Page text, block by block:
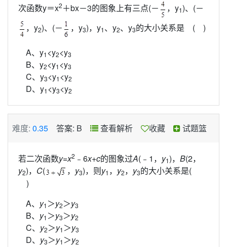
次函数y＝x2＋bx－3的图象上有三点(－ ，y1)、(－
，y2)、(－ ，y3)，y1、y2、y3的大小关系是 ( )
A、y1 <y2<y3
B、y2<y1 <y3
C、y3<y1 <y2
D、y1 <y3<y2
难度: 0.35 答案: B 查看解析 收藏 试题篮
若二次函数y=x2 ﹣6x+c的图象过A(﹣1， y1)， B(2，
y2)， C( ， y3)，则y1 ， y2， y3的大小关系是(
)
A、 y1 ＞y2＞y3
B、 y1 ＞y3＞y2
C、 y2＞y1 ＞y3
D、 y3＞y1 ＞y2